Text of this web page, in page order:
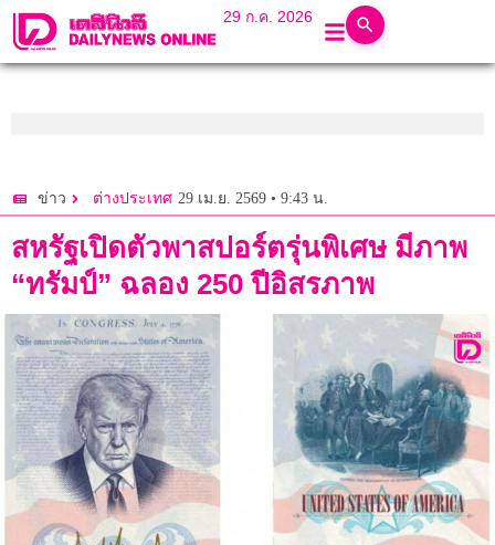
29 ก.ค. 2026
ข่าว ต่างประเทศ 29 เม.ย. 2569 • 9:43 น.
สหรัฐเปิดตัวพาสปอร์ตรุ่นพิเศษ มีภาพ
“ทรัมป์” ฉลอง 250 ปีอิสรภาพ